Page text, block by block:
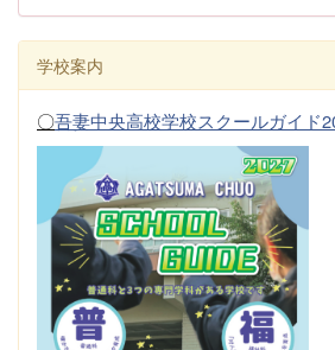
学校案内
〇吾妻中央高校学校スクールガイド